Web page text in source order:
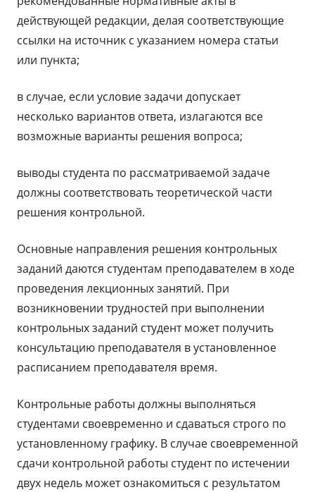
действующей редакции, делая соответствующие
ссылки на источник с указанием номера статьи
или пункта;
в случае, если условие задачи допускает
несколько вариантов ответа, излагаются все
возможные варианты решения вопроса;
выводы студента по рассматриваемой задаче
должны соответствовать теоретической части
решения контрольной.
Основные направления решения контрольных
заданий даются студентам преподавателем в ходе
проведения лекционных занятий. При
возникновении трудностей при выполнении
контрольных заданий студент может получить
консультацию преподавателя в установленное
расписанием преподавателя время.
Контрольные работы должны выполняться
студентами своевременно и сдаваться строго по
установленному графику. В случае своевременной
сдачи контрольной работы студент по истечении
двух недель может ознакомиться с результатом